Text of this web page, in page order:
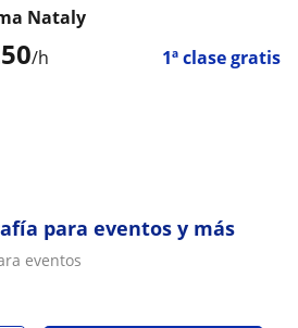
/h 1ª clase gratis
Nataly
para eventos y más
eventos